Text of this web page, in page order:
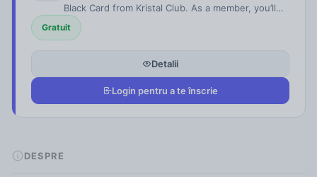
Black Card from Kristal Club. As a member, you’ll
enjoy priority access to the most sought-after
events and experiences. No more waiting in long
Black Card in hand, you’re always at the front of
the line, securing your spot at the heart of
unforgettable moments. But that’s not all—your
Black Card grants you incredible savings with
Gratuit
Detalii
Login pentru a te înscrie
DESPRE